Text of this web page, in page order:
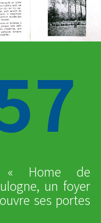
« Home de
un foyer
ses portes